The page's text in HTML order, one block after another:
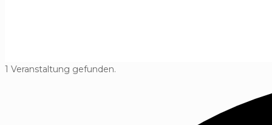
1 Veranstaltung gefunden.